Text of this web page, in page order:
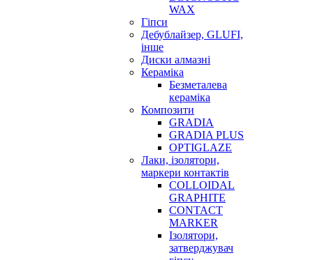
WAX
Гіпси
Дебублайзер, GLUFI,
інше
Диски алмазні
Кераміка
Безметалева
кераміка
Композити
GRADIA
GRADIA PLUS
OPTIGLAZE
Лаки, ізолятори,
маркери контактів
COLLOIDAL
GRAPHITE
CONTACT
MARKER
Ізолятори,
затверджувач